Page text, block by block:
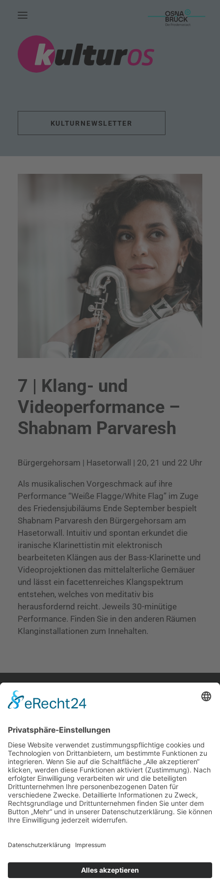
HOME.
AKTUELLES.
FÖRDERUNG.KULTURNEWSLETTER
7 | Klang- und
Videoperformance –
Shabnam Parvaresh
Bürgergehorsam | Hasetorwall | 20, 21 und 22 Uhr
Als musikalischen Vorgeschmack auf ihre
Performance “Weiße Flagge/White Flag” im Zuge
des Friedensjubiläums Ende September bespielt
Shabnam Parvaresh den Bürgergehorsam am
Hasetorwall. Intuitiv und spontan erkundet die
iranische Klarinettistin mit elektronisch
bearbeiteten Klängen aus der Bass-Klarinette und
Videoprojektionen das mittelalterliche Gemäuer
und lässt ein facettenreiches Klangspektrum
entstehen, welches von meditativ bis
herausfordernd reicht. Jeweils 30-minütige
Performance. Finden Sie in den anderen Räumen
Klanginstallationen zum Innehalten.
home.
aktuelles.
leute.
privatsphäreeinstellungen.